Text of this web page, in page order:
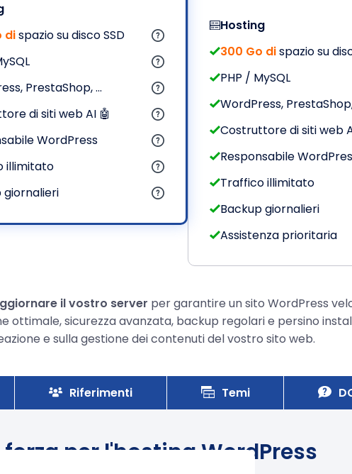
dispazio su disco SSD
PrestaShop, ...
di siti web AI 🤖
WordPress
illimitato
giornalieri
Hosting
300 Go dispazio su
PHP / MySQL
WordPress, PrestaShop,
Costruttore di siti web
Responsabile
Traffico illimitato
Backup giornalieri
Assistenza prioritaria
il vostro server per garantire un sito WordPress
ottimale, sicurezza avanzata, backup regolari e persino
e sulla gestione dei contenuti del vostro sito web.
Riferimenti Temi
per l'hosting WordPress